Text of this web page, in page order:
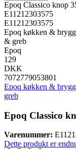
Epoq Classico knop
E11212303575
E11212303575
Epoq køkken &
& greb
Epoq
129
DKK
7072779053801
Epoq køkken &
greb
Epoq Classico
Varenummer:
Dette produkt er